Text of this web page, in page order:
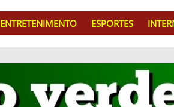
ENTRETENIMENTO ESPORTES